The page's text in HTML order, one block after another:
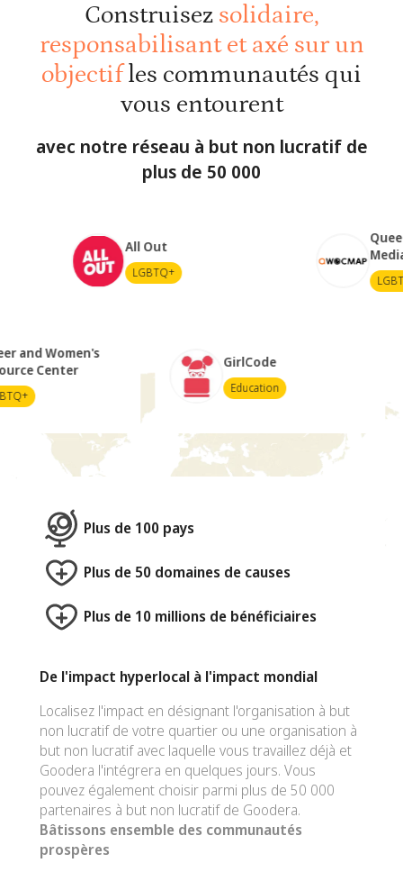
Construisez solidaire,
responsabilisant et axé sur un
objectifles communautés qui
vous entourent
avec notre réseau à but non lucratif de
plus de 50 000
All Out
LGBTQ+
Queer
Media Arts
Queer and Women's
Resource Center
Plus de 100 pays
Plus de 50 domaines de causes
Plus de 10 millions de bénéficiaires
De l'impact hyperlocal à l'impact mondial
Localisez l'impact en désignant l'organisation à but
non lucratif de votre quartier ou une organisation à
but non lucratif avec laquelle vous travaillez déjà et
Goodera l'intégrera en quelques jours. Vous
pouvez également choisir parmi plus de 50 000
partenaires à but non lucratif de Goodera.
Bâtissons ensemble des communautés
prospères